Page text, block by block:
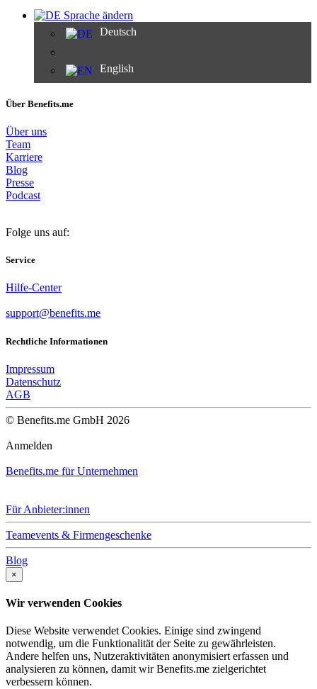
Sprache ändern
Deutsch
English
Über Benefits.me
Über uns
Team
Karriere
Blog
Presse
Podcast
Folge uns auf:
Service
Hilfe-Center
support@benefits.me
Rechtliche Informationen
Impressum
Datenschutz
AGB
© Benefits.me GmbH 2026
Anmelden
Benefits.me für Unternehmen
Für Anbieter:innen
Teamevents & Firmengeschenke
Blog
×
Wir verwenden Cookies
Diese Website verwendet Cookies. Einige sind zwingend
notwendig, um die Funktionalität der Seite zu gewährleisten.
Andere helfen uns, Nutzeraktivitäten anonymisiert erfassen und
analysieren zu können, damit wir Benefits.me zielgerichtet
verbessern können.